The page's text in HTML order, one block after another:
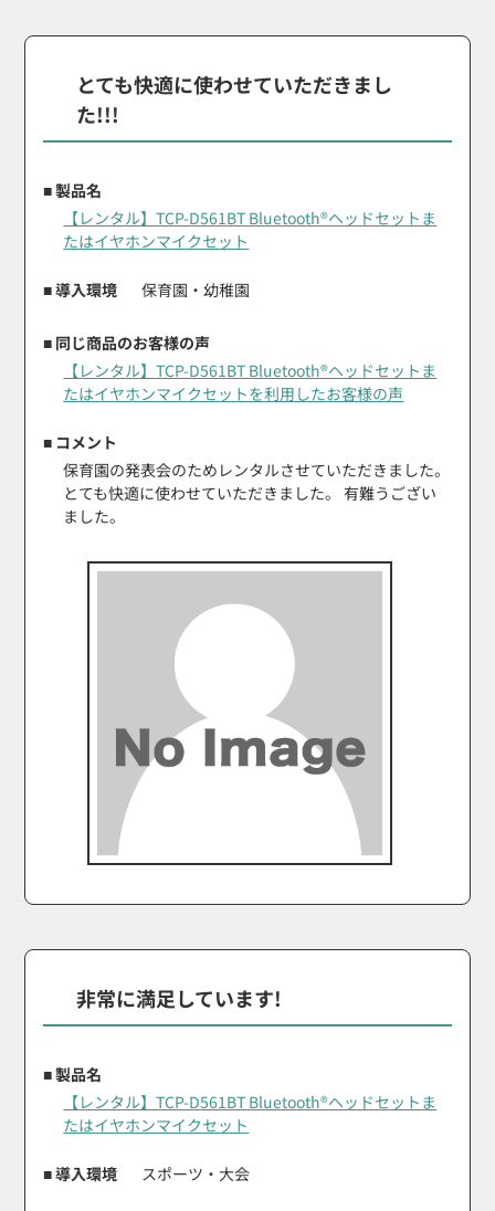
とても快適に使わせていただきまし
た!!!
■ 製品名
【レンタル】TCP-D561BT Bluetooth®ヘッドセットま
たはイヤホンマイクセット
■ 導入環境 保育園・幼稚園
■ 同じ商品のお客様の声
【レンタル】TCP-D561BT Bluetooth®ヘッドセットま
たはイヤホンマイクセットを利用したお客様の声
■ コメント
保育園の発表会のためレンタルさせていただきました。
とても快適に使わせていただきました。 有難うござい
ました。
非常に満足しています!
■ 製品名
【レンタル】TCP-D561BT Bluetooth®ヘッドセットま
たはイヤホンマイクセット
■ 導入環境 スポーツ・大会